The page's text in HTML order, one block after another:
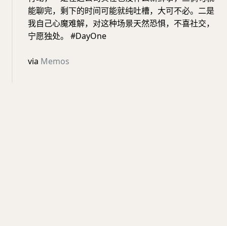
能聊完，剩下的时间可能就纯吐槽，大可不必。二是
我自己心魔难解，对这种场景天然恐惧，不喜社交，
宁愿独处。 #DayOne
via Memos